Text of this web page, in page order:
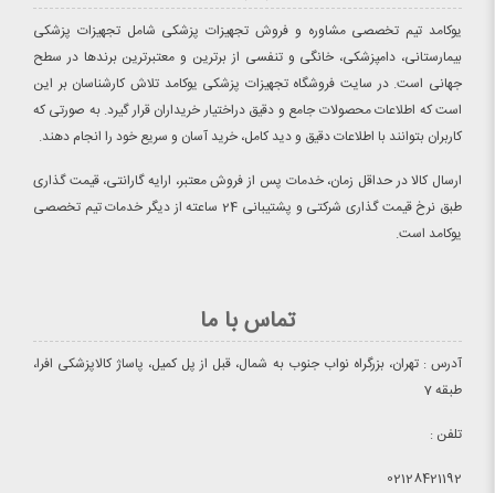
یوکامد تیم تخصصی مشاوره و فروش تجهیزات پزشکی شامل تجهیزات پزشکی
بیمارستانی، دامپزشکی، خانگی و تنفسی از برترین و معتبرترین برندها در سطح
جهانی است. در سایت فروشگاه تجهیزات پزشکی یوکامد تلاش کارشناسان بر این
است که اطلاعات محصولات جامع و دقیق دراختیار خریداران قرار گیرد. به صورتی که
کاربران بتوانند با اطلاعات دقیق و دید کامل، خرید آسان و سریع خود را انجام دهند.
ارسال کالا در حداقل زمان، خدمات پس از فروش معتبر، ارایه گارانتی، قیمت گذاری
طبق نرخ قیمت گذاری شرکتی و پشتیبانی 24 ساعته از دیگر خدمات تیم تخصصی
یوکامد است.
تماس با ما
آدرس : تهران، بزرگراه نواب جنوب به شمال، قبل از پل کمیل، پاساژ کالاپزشکی افرا،
طبقه 7
تلفن :
02128421192